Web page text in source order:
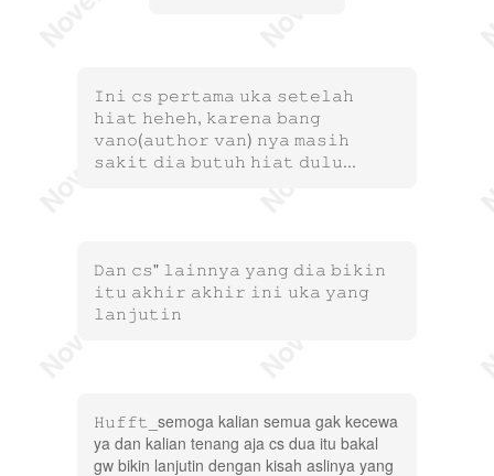
𝙸𝚗𝚒 𝚌𝚜 𝚙𝚎𝚛𝚝𝚊𝚖𝚊 𝚞𝚔𝚊 𝚜𝚎𝚝𝚎𝚕𝚊𝚑
𝚑𝚒𝚊𝚝 𝚑𝚎𝚑𝚎𝚑, 𝚔𝚊𝚛𝚎𝚗𝚊 𝚋𝚊𝚗𝚐
𝚟𝚊𝚗𝚘(𝚊𝚞𝚝𝚑𝚘𝚛 𝚟𝚊𝚗) 𝚗𝚢𝚊 𝚖𝚊𝚜𝚒𝚑
𝚜𝚊𝚔𝚒𝚝 𝚍𝚒𝚊 𝚋𝚞𝚝𝚞𝚑 𝚑𝚒𝚊𝚝 𝚍𝚞𝚕𝚞...
𝙳𝚊𝚗 𝚌𝚜" 𝚕𝚊𝚒𝚗𝚗𝚢𝚊 𝚢𝚊𝚗𝚐 𝚍𝚒𝚊 𝚋𝚒𝚔𝚒𝚗
𝚒𝚝𝚞 𝚊𝚔𝚑𝚒𝚛 𝚊𝚔𝚑𝚒𝚛 𝚒𝚗𝚒 𝚞𝚔𝚊 𝚢𝚊𝚗𝚐
𝚕𝚊𝚗𝚓𝚞𝚝𝚒𝚗
𝙷𝚞𝚏𝚏𝚝_semoga kalian semua gak kecewa
ya dan kalian tenang aja cs dua itu bakal
gw bikin lanjutin dengan kisah aslinya yang